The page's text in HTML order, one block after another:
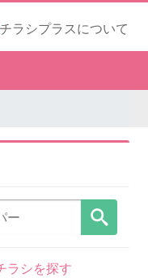
チラシプラスについて
ラシを探す